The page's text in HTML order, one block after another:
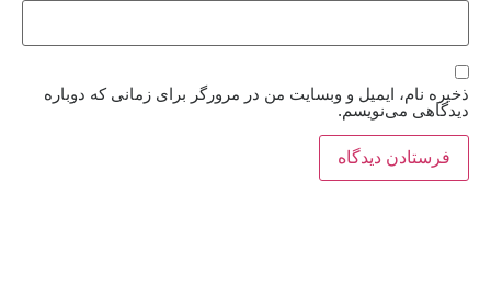
ذخیره نام، ایمیل و وبسایت من در مرورگر برای زمانی که دوباره
دیدگاهی می‌نویسم.